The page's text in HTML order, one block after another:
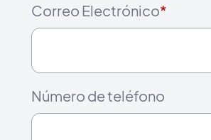
Correo Electrónico*
Número de teléfono